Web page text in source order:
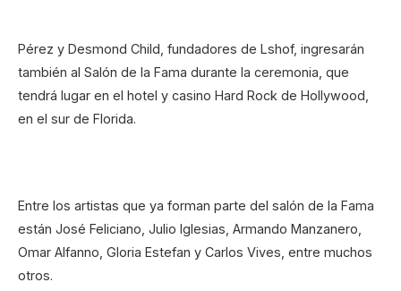
Pérez y Desmond Child, fundadores de Lshof, ingresarán
también al Salón de la Fama durante la ceremonia, que
tendrá lugar en el hotel y casino Hard Rock de Hollywood,
en el sur de Florida.
Entre los artistas que ya forman parte del salón de la Fama
están José Feliciano, Julio Iglesias, Armando Manzanero,
Omar Alfanno, Gloria Estefan y Carlos Vives, entre muchos
otros.